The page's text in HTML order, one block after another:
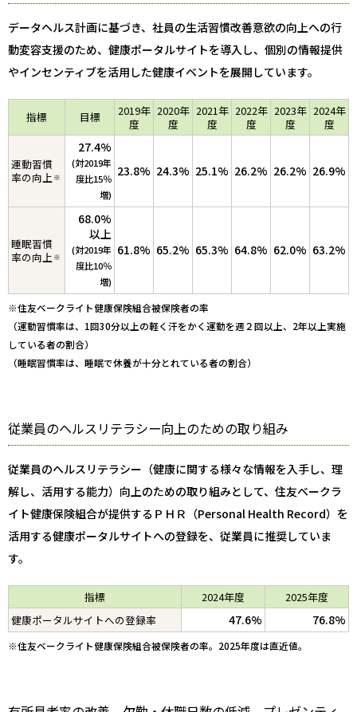
データヘルス計画に基づき、社員の生活習慣改善意欲の向上への行
動変容支援のため、健康ポータルサイトを導入し、個別の情報提供
やインセンティブを活用した健康イベントを展開しています。
指標 目標
2019年
度
2020年
度
2021年
度
2022年
度
2023年
度
2024年
度
運動習慣
率の向上 ※
27.4%
(対2019年
度比15％
増)
23.8% 24.3% 25.1% 26.2% 26.2% 26.9%
睡眠習慣
率の向上 ※
68.0%
以上
(対2019年
度比10％
増)
61.8% 65.2% 65.3% 64.8% 62.0% 63.2%
※住友ベークライト健康保険組合被保険者の率
（運動習慣率は、1回30分以上の軽く汗をかく運動を週２回以上、2年以上実施
している者の割合）
（睡眠習慣率は、睡眠で休養が十分とれている者の割合）
従業員のヘルスリテラシー向上のための取り組み
従業員のヘルスリテラシー（健康に関する様々な情報を入手し、理
解し、活用する能力）向上のための取り組みとして、住友ベークラ
イト健康保険組合が提供するＰＨＲ（Personal Health Record）を
活用する健康ポータルサイトへの登録を、従業員に推奨していま
す。
指標 2024年度
2025年度
健康ポータルサイトへの登録率
47.6% 76.8%
※住友ベークライト健康保険組合被保険者の率。2025年度は直近値。